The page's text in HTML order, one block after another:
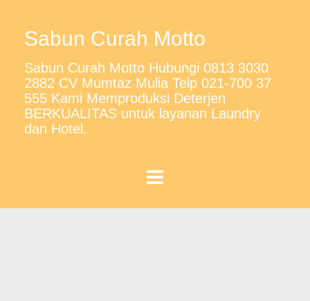
Sabun Curah Motto
Sabun Curah Motto Hubungi 0813 3030
2882 CV Mumtaz Mulia Telp 021-700 37
555 Kami Memproduksi Deterjen
BERKUALITAS untuk layanan Laundry
dan Hotel.